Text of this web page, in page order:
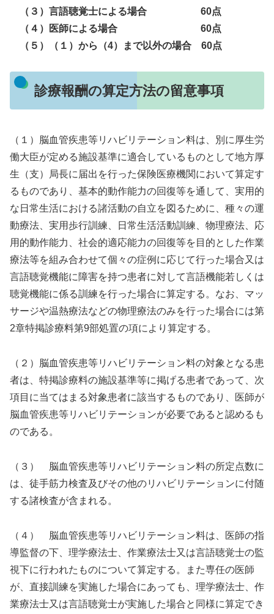
（３）言語聴覚士による場合 60点
（４）医師による場合 60点
（５）（１）から（4）まで以外の場合 60点
診療報酬の算定方法の留意事項
（１）脳血管疾患等リハビリテーション料は、別に厚生労
働大臣が定める施設基準に適合しているものとして地方厚
生（支）局長に届出を行った保険医療機関において算定す
るものであり、基本的動作能力の回復等を通して、実用的
な日常生活における諸活動の自立を図るために、種々の運
動療法、実用歩行訓練、日常生活活動訓練、物理療法、応
用的動作能力、社会的適応能力の回復等を目的とした作業
療法等を組み合わせて個々の症例に応じて行った場合又は
言語聴覚機能に障害を持つ患者に対して言語機能若しくは
聴覚機能に係る訓練を行った場合に算定する。なお、マッ
サージや温熱療法などの物理療法のみを行った場合には第
2章特掲診療料第9部処置の項により算定する。
（２）脳血管疾患等リハビリテーション料の対象となる患
者は、特掲診療料の施設基準等に掲げる患者であって、次
項目に当てはまる対象患者に該当するものであり、医師が
脳血管疾患等リハビリテーションが必要であると認めるも
のである。
（３） 脳血管疾患等リハビリテーション料の所定点数に
は、徒手筋力検査及びその他のリハビリテーションに付随
する諸検査が含まれる。
（４） 脳血管疾患等リハビリテーション料は、医師の指
導監督の下、理学療法士、作業療法士又は言語聴覚士の監
視下に行われたものについて算定する。また専任の医師
が、直接訓練を実施した場合にあっても、理学療法士、作
業療法士又は言語聴覚士が実施した場合と同様に算定でき